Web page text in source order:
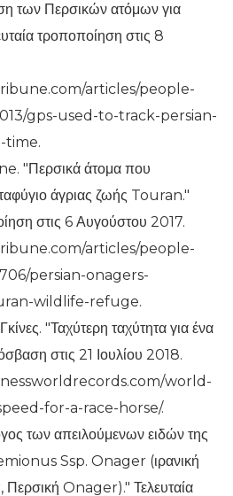
των Περσικών ατόμων για
τροποποίηση στις 8
articles/people-
gps-used-to-track-persian-
time.
"Περσικά άτομα που
άγριας ζωής Touran."
στις 6 Αυγούστου 2017.
articles/people-
persian-onagers-
wildlife-refuge.
"Ταχύτερη ταχύτητα για ένα
στις 21 Ιουλίου 2018.
world-
for-a-race-horse/.
των απειλούμενων ειδών της
Ssp. Onager (ιρανική
Onager)." Τελευταία